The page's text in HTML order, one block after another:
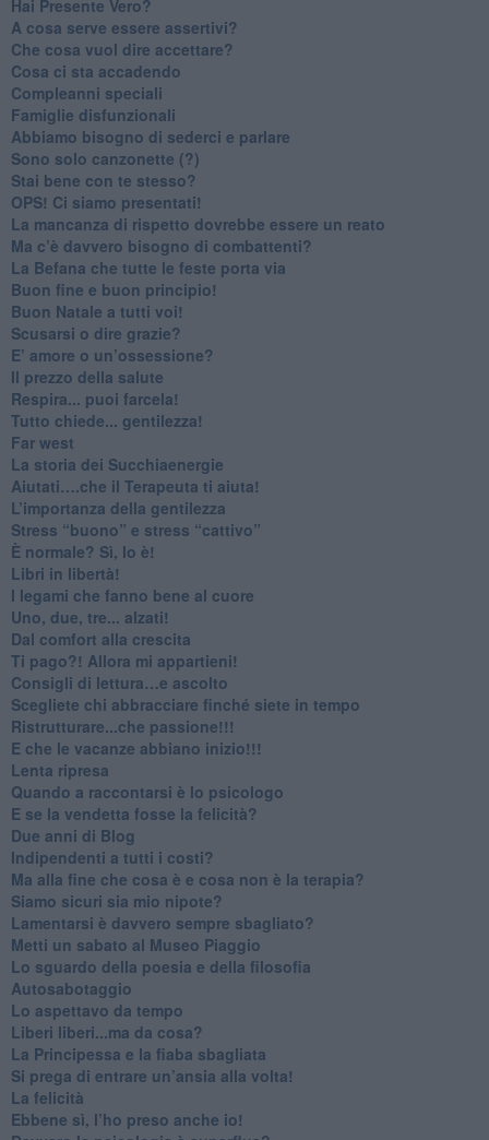
​Hai Presente Vero?
A cosa serve essere assertivi?
​Che cosa vuol dire accettare?
​Cosa ci sta accadendo
​Compleanni speciali
​Famiglie disfunzionali
​Abbiamo bisogno di sederci e parlare
Sono solo canzonette (?)
​Stai bene con te stesso?
​OPS! Ci siamo presentati!
​La mancanza di rispetto dovrebbe essere un reato
​Ma c’è davvero bisogno di combattenti?
​La Befana che tutte le feste porta via
Buon fine e buon principio!
​Buon Natale a tutti voi!
​Scusarsi o dire grazie?
​E’ amore o un’ossessione?
​Il prezzo della salute
​Respira... puoi farcela!
​Tutto chiede... gentilezza!
​Far west
​La storia dei Succhiaenergie
​Aiutati….che il Terapeuta ti aiuta!
​L’importanza della gentilezza
​Stress “buono” e stress “cattivo”
​È normale? Sì, lo è!
​Libri in libertà!
​I legami che fanno bene al cuore
Uno, due, tre... alzati!​
​Dal comfort alla crescita
​Ti pago?! Allora mi appartieni!​
​Consigli di lettura…e ascolto
​Scegliete chi abbracciare finché siete in tempo
​Ristrutturare...che passione!!!
​E che le vacanze abbiano inizio!!!
​Lenta ripresa
​Quando a raccontarsi è lo psicologo
​E se la vendetta fosse la felicità?
​Due anni di Blog
​Indipendenti a tutti i costi?
​Ma alla fine che cosa è e cosa non è la terapia?
​Siamo sicuri sia mio nipote?
​Lamentarsi è davvero sempre sbagliato?
​Metti un sabato al Museo Piaggio
​Lo sguardo della poesia e della filosofia
Autosabotaggio
​Lo aspettavo da tempo
​Liberi liberi...ma da cosa?
​La Principessa e la fiaba sbagliata
Si prega di entrare un’ansia alla volta!
​La felicità
​Ebbene sì, l’ho preso anche io!